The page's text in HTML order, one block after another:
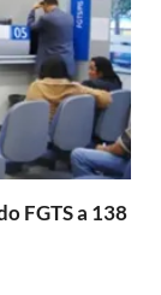
FGTS a 138